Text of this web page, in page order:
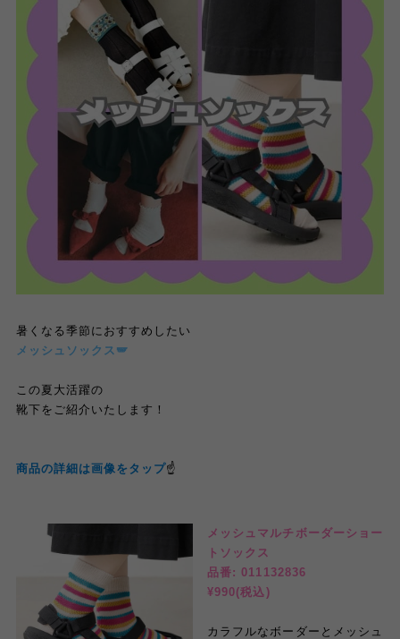
暑くなる季節におすすめしたい
メッシュソックス 🪽
この夏大活躍の
靴下をご紹介いたします！
商品の詳細は画像をタップ☝️
メッシュマルチボーダーショー
トソックス
品番: 011132836
¥990(税込)
カラフルなボーダーとメッシュ